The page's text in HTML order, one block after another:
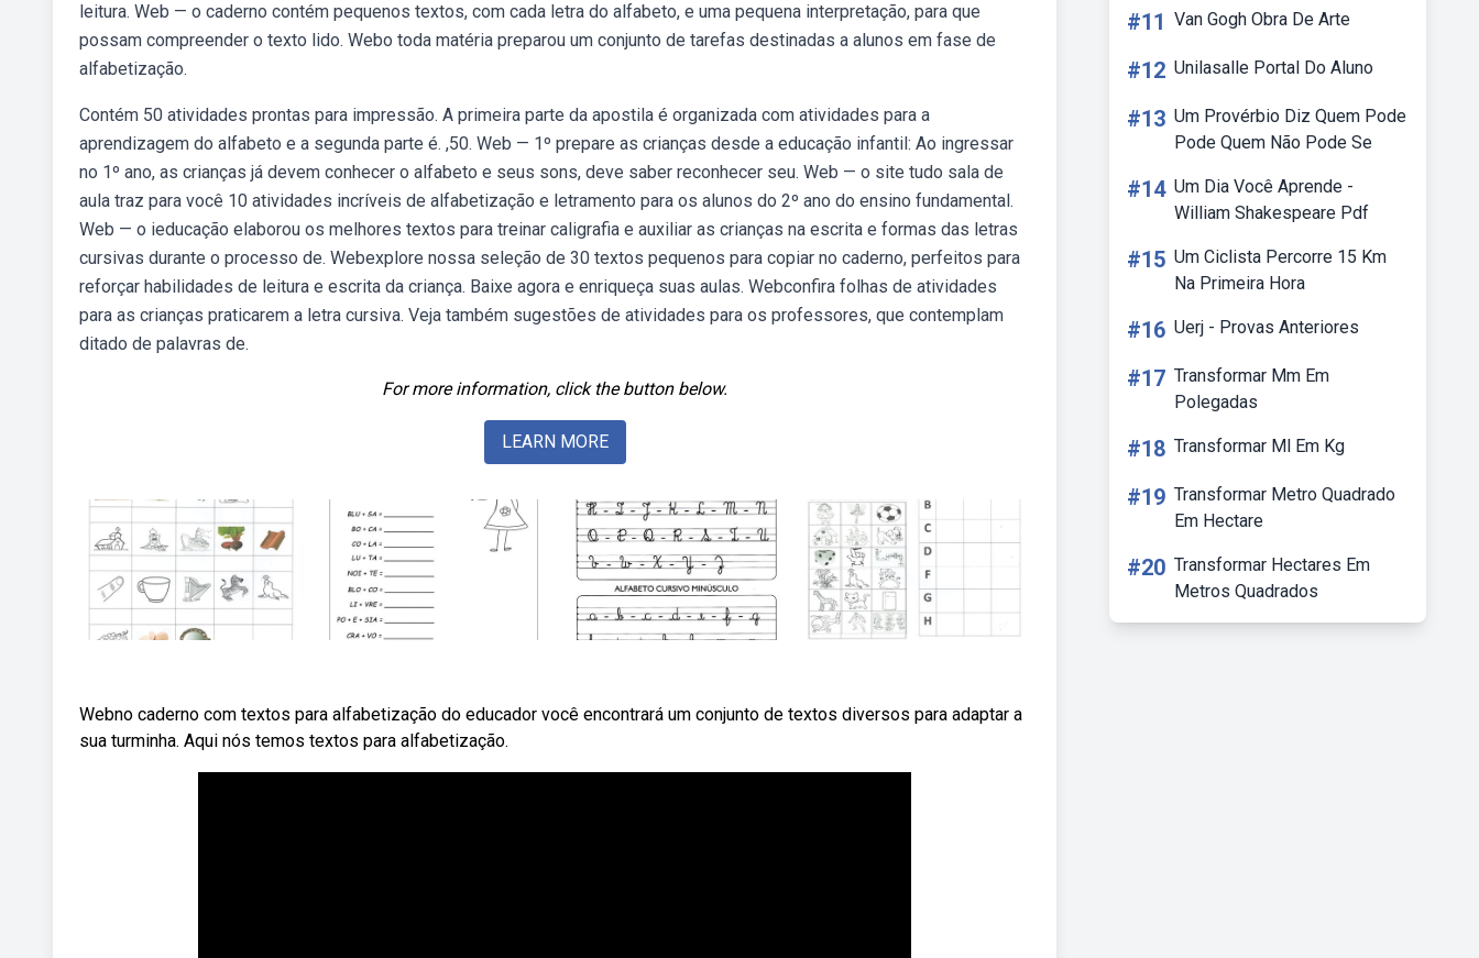
leitura. Web — o caderno contém pequenos textos, com cada letra do alfabeto, e uma pequena interpretação, para que
possam compreender o texto lido. Webo toda matéria preparou um conjunto de tarefas destinadas a alunos em fase de
alfabetização.
Contém 50 atividades prontas para impressão. A primeira parte da apostila é organizada com atividades para a
aprendizagem do alfabeto e a segunda parte é. ,50. Web — 1º prepare as crianças desde a educação infantil: Ao ingressar
no 1º ano, as crianças já devem conhecer o alfabeto e seus sons, deve saber reconhecer seu. Web — o site tudo sala de
aula traz para você 10 atividades incríveis de alfabetização e letramento para os alunos do 2º ano do ensino fundamental.
Web — o ieducação elaborou os melhores textos para treinar caligrafia e auxiliar as crianças na escrita e formas das letras
cursivas durante o processo de. Webexplore nossa seleção de 30 textos pequenos para copiar no caderno, perfeitos para
reforçar habilidades de leitura e escrita da criança. Baixe agora e enriqueça suas aulas. Webconfira folhas de atividades
para as crianças praticarem a letra cursiva. Veja também sugestões de atividades para os professores, que contemplam
ditado de palavras de.
For more information, click the button below.
LEARN MORE
Webno caderno com textos para alfabetização do educador você encontrará um conjunto de textos diversos para adaptar a
sua turminha. Aqui nós temos textos para alfabetização.
#11 Van Gogh Obra De Arte
#12 Unilasalle Portal Do Aluno
#13 Um Provérbio Diz Quem Pode
Pode Quem Não Pode Se
#14 Um Dia Você Aprende -
William Shakespeare Pdf
#15 Um Ciclista Percorre 15 Km
Na Primeira Hora
#16 Uerj - Provas Anteriores
#17 Transformar Mm Em
Polegadas
#18 Transformar Ml Em Kg
#19 Transformar Metro Quadrado
Em Hectare
#20 Transformar Hectares Em
Metros Quadrados